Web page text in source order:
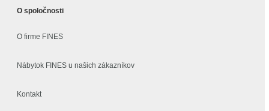
O spoločnosti
O firme FINES
Nábytok FINES u našich zákazníkov
Kontakt